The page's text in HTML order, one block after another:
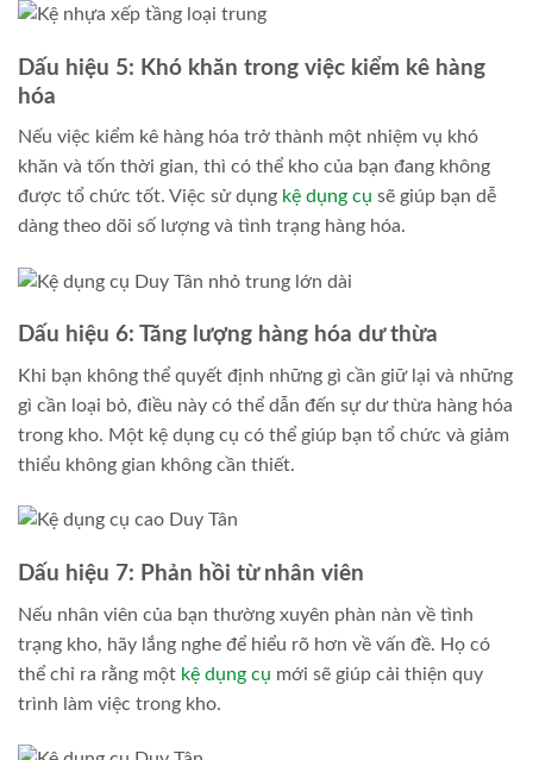
Dấu hiệu 5: Khó khăn trong việc kiểm kê hàng
hóa
Nếu việc kiểm kê hàng hóa trở thành một nhiệm vụ khó
khăn và tốn thời gian, thì có thể kho của bạn đang không
được tổ chức tốt. Việc sử dụng kệ dụng cụ sẽ giúp bạn dễ
dàng theo dõi số lượng và tình trạng hàng hóa.
Dấu hiệu 6: Tăng lượng hàng hóa dư thừa
Khi bạn không thể quyết định những gì cần giữ lại và những
gì cần loại bỏ, điều này có thể dẫn đến sự dư thừa hàng hóa
trong kho. Một kệ dụng cụ có thể giúp bạn tổ chức và giảm
thiểu không gian không cần thiết.
Dấu hiệu 7: Phản hồi từ nhân viên
Nếu nhân viên của bạn thường xuyên phàn nàn về tình
trạng kho, hãy lắng nghe để hiểu rõ hơn về vấn đề. Họ có
thể chỉ ra rằng một kệ dụng cụ mới sẽ giúp cải thiện quy
trình làm việc trong kho.